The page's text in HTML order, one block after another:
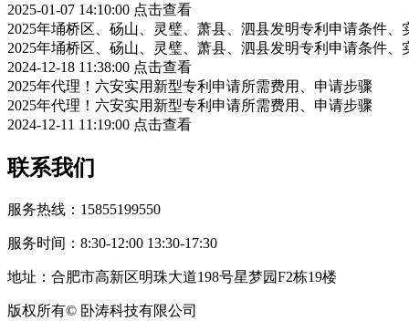
2025-01-07 14:10:00 点击查看
2025年埇桥区、砀山、灵璧、萧县、泗县发明专利申请条件、
2025年埇桥区、砀山、灵璧、萧县、泗县发明专利申请条件、
2024-12-18 11:38:00 点击查看
2025年代理！六安实用新型专利申请所需费用、申请步骤
2025年代理！六安实用新型专利申请所需费用、申请步骤
2024-12-11 11:19:00 点击查看
联系我们
服务热线：15855199550
服务时间：8:30-12:00 13:30-17:30
地址：合肥市高新区明珠大道198号星梦园F2栋19楼
版权所有© 卧涛科技有限公司